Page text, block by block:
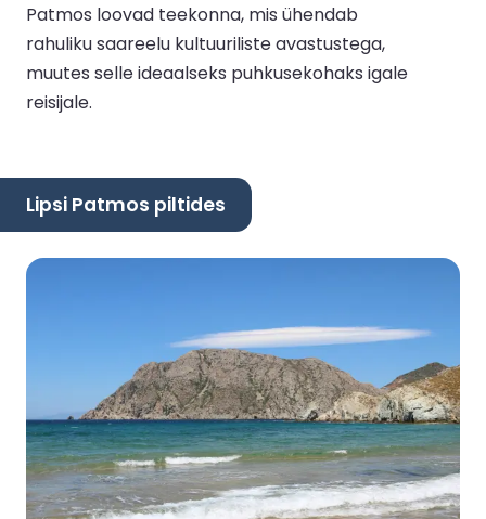
Patmos loovad teekonna, mis ühendab
rahuliku saareelu kultuuriliste avastustega,
muutes selle ideaalseks puhkusekohaks igale
reisijale.
Lipsi Patmos piltides